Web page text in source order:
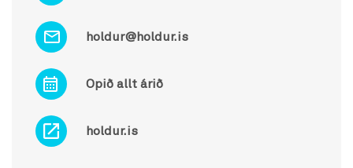
holdur@holdur.is
Opið allt árið
holdur.is